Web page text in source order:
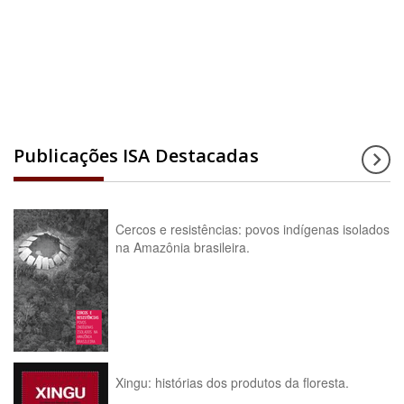
Publicações ISA Destacadas
Cercos e resistências: povos indígenas isolados
na Amazônia brasileira.
Xingu: histórias dos produtos da floresta.